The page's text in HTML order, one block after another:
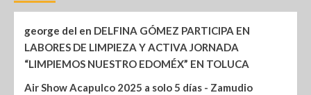
george del en DELFINA GÓMEZ PARTICIPA EN
LABORES DE LIMPIEZA Y ACTIVA JORNADA
“LIMPIEMOS NUESTRO EDOMÉX” EN TOLUCA
Air Show Acapulco 2025 a solo 5 días - Zamudio